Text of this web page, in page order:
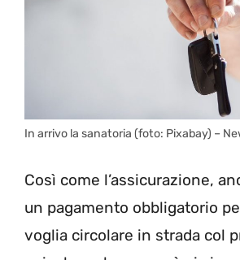
In arrivo la sanatoria (foto: Pixabay) –
Così come l’assicurazione,
un pagamento obbligatorio
voglia circolare in strada col